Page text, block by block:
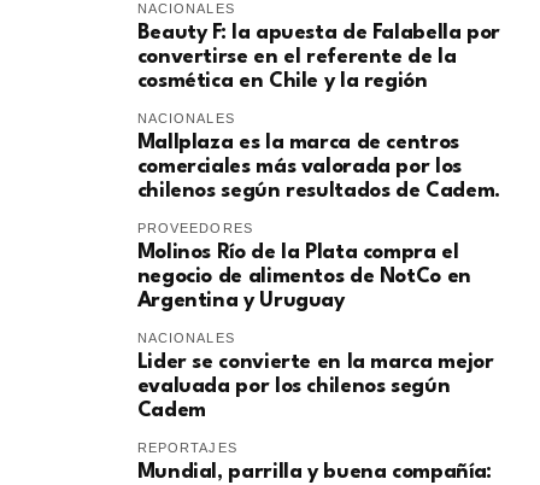
NACIONALES
Beauty F: la apuesta de Falabella por
convertirse en el referente de la
cosmética en Chile y la región
NACIONALES
Mallplaza es la marca de centros
comerciales más valorada por los
chilenos según resultados de Cadem.
PROVEEDORES
Molinos Río de la Plata compra el
negocio de alimentos de NotCo en
Argentina y Uruguay
NACIONALES
Lider se convierte en la marca mejor
evaluada por los chilenos según
Cadem
REPORTAJES
Mundial, parrilla y buena compañía: